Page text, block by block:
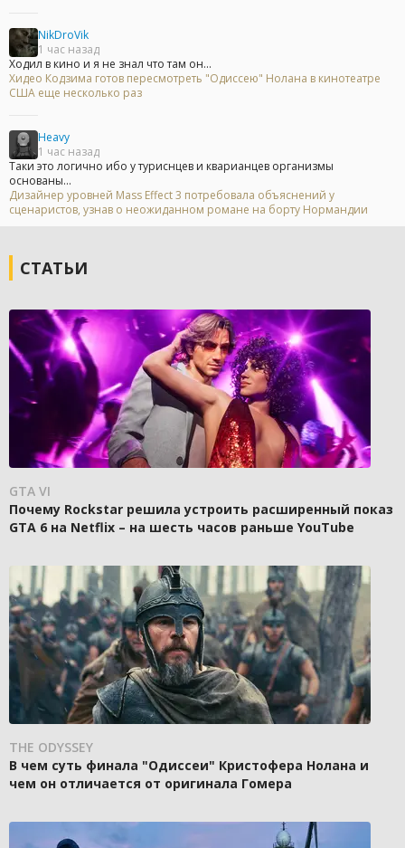
NikDroVik
1 час назад
Ходил в кино и я не знал что там он...
Хидео Кодзима готов пересмотреть "Одиссею" Нолана в кинотеатре
США еще несколько раз
Heavy
1 час назад
Таки это логично ибо у туриснцев и кварианцев организмы
основаны...
Дизайнер уровней Mass Effect 3 потребовала объяснений у
сценаристов, узнав о неожиданном романе на борту Нормандии
СТАТЬИ
GTA VI
Почему Rockstar решила устроить расширенный показ
GTA 6 на Netflix – на шесть часов раньше YouTube
THE ODYSSEY
В чем суть финала "Одиссеи" Кристофера Нолана и
чем он отличается от оригинала Гомера